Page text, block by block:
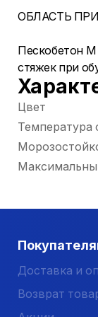
ОБЛАСТЬ
Пескобетон
стяжек при
Цвет
Температура
Доставка и
Возврат